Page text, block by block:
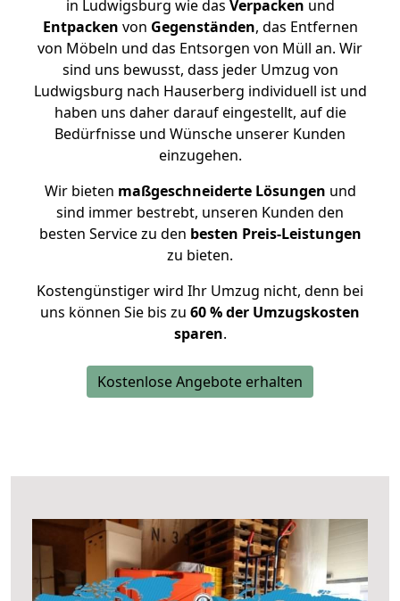
in Ludwigsburg wie das Verpacken und
Entpacken von Gegenständen, das Entfernen
von Möbeln und das Entsorgen von Müll an. Wir
sind uns bewusst, dass jeder Umzug von
Ludwigsburg nach Hauserberg individuell ist und
haben uns daher darauf eingestellt, auf die
Bedürfnisse und Wünsche unserer Kunden
einzugehen.
Wir bieten maßgeschneiderte Lösungen und
sind immer bestrebt, unseren Kunden den
besten Service zu den besten Preis-Leistungen
zu bieten.
Kostengünstiger wird Ihr Umzug nicht, denn bei
uns können Sie bis zu 60 % der Umzugskosten
sparen.
Kostenlose Angebote erhalten